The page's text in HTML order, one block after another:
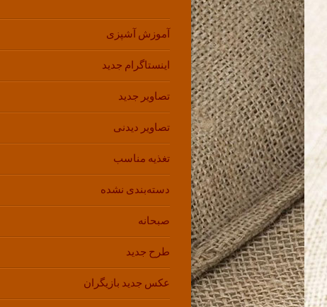
آموزش آشپزی
اینستاگرام جدید
تصاویر جدید
تصاویر دیدنی
تغذیه مناسب
دسته‌بندی نشده
صبحانه
طرح جدید
عکس جدید بازیگران